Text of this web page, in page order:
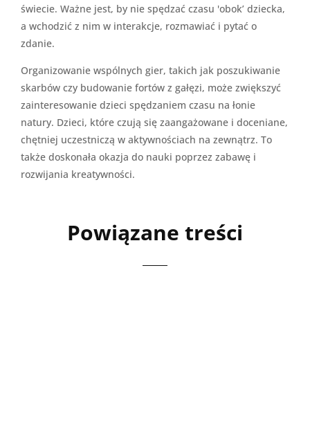
świecie. Ważne jest, by nie spędzać czasu 'obok’ dziecka,
a wchodzić z nim w interakcje, rozmawiać i pytać o
zdanie.
Organizowanie wspólnych gier, takich jak poszukiwanie
skarbów czy budowanie fortów z gałęzi, może zwiększyć
zainteresowanie dzieci spędzaniem czasu na łonie
natury. Dzieci, które czują się zaangażowane i doceniane,
chętniej uczestniczą w aktywnościach na zewnątrz. To
także doskonała okazja do nauki poprzez zabawę i
rozwijania kreatywności.
Powiązane treści